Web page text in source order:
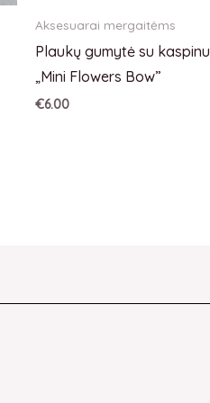
Aksesuarai mergaitėms
Plaukų gumytė su kaspinu
„Mini Flowers Bow”
€6.00